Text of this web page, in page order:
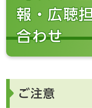
報・広聴
合わせ
ご注意